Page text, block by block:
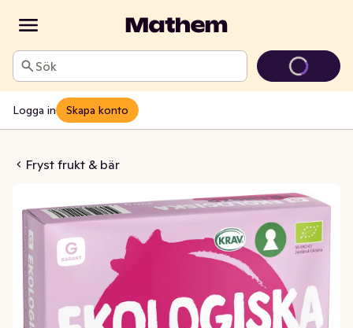
Sök
Logga in Skapa konto
Fryst frukt & bär
KRAV Fryst